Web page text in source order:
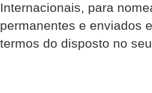
Internacionais, para
permanentes e enviados
termos do disposto no